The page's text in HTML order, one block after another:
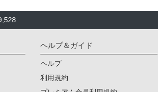
ヘルプ＆ガイド
ヘルプ
利用規約